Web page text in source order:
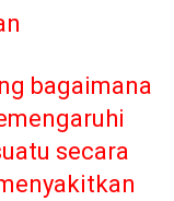
bagaimana
secara